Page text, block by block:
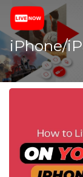
iPhone/